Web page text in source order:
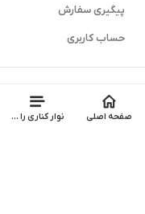
پیگیری سفارش
حساب کاربری
تمامی حقوق این
صفحه اصلی نوار کناری را باز کنید